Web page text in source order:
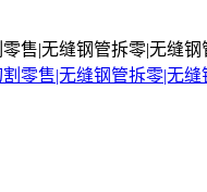
售|无缝钢管拆零|无缝